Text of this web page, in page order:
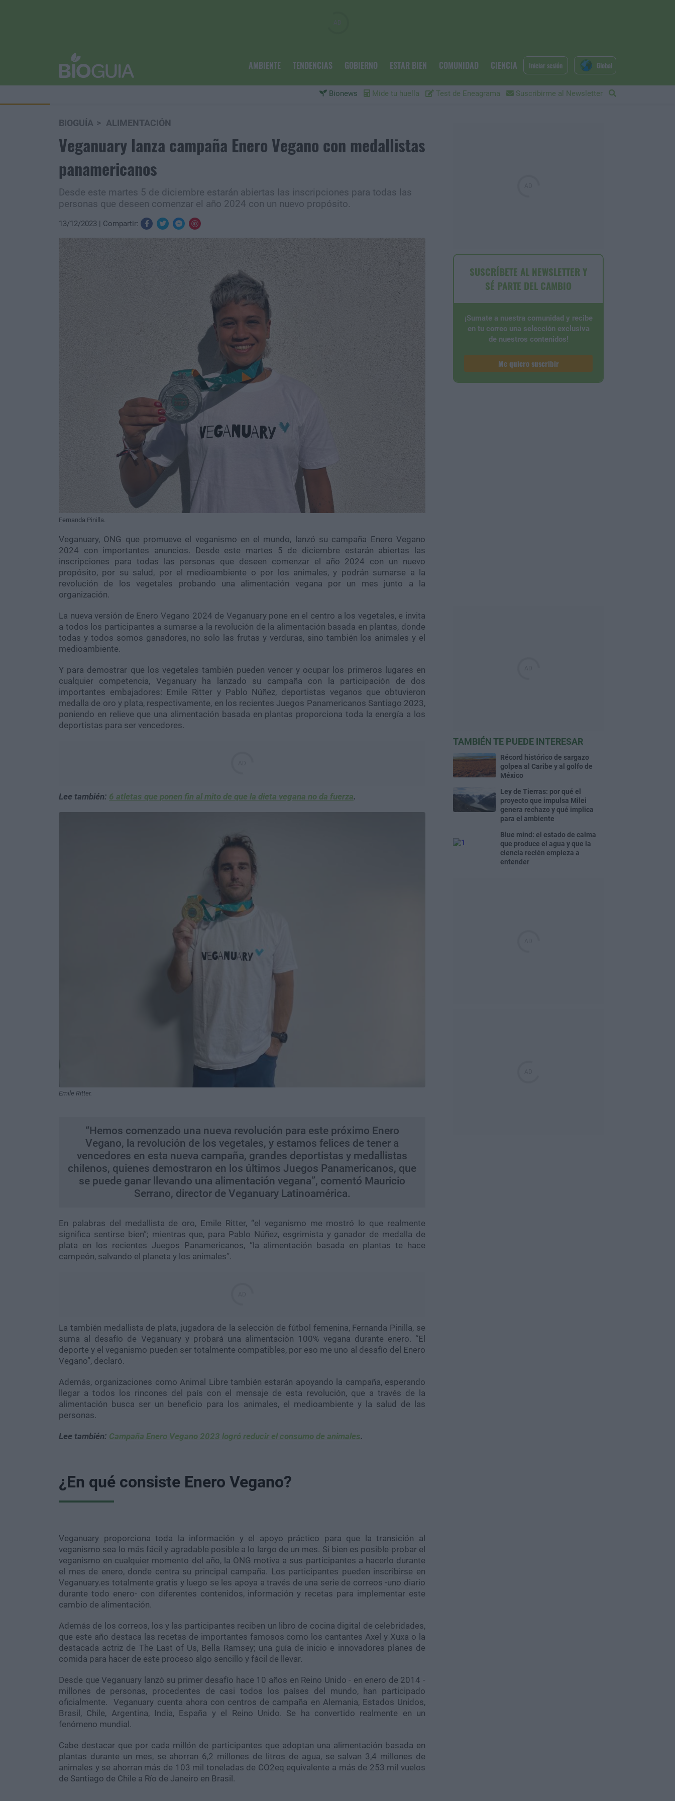
AMBIENTE TENDENCIAS GOBIERNO ESTAR BIEN COMUNIDAD CIENCIA
Bionews Mide tu huella Test de Eneagrama Suscribirme al Newsletter
Iniciar sesión Global
BIOGUÍA ALIMENTACIÓN
Veganuary lanza campaña Enero Vegano con medallistas
panamericanos
Desde este martes 5 de diciembre estarán abiertas las inscripciones para todas las
personas que deseen comenzar el año 2024 con un nuevo propósito.
13/12/2023 Compartir:
Fernanda Pinilla.
Veganuary, ONG que promueve el veganismo en el mundo, lanzó su campaña Enero Vegano
2024 con importantes anuncios. Desde este martes 5 de diciembre estarán abiertas las
inscripciones para todas las personas que deseen comenzar el año 2024 con un nuevo
propósito, por su salud, por el medioambiente o por los animales, y podrán sumarse a la
revolución de los vegetales probando una alimentación vegana por un mes junto a la
organización.
La nueva versión de Enero Vegano 2024 de Veganuary pone en el centro a los vegetales, e invita
a todos los participantes a sumarse a la revolución de la alimentación basada en plantas, donde
todas y todos somos ganadores, no solo las frutas y verduras, sino también los animales y el
medioambiente.
Y para demostrar que los vegetales también pueden vencer y ocupar los primeros lugares en
cualquier competencia, Veganuary ha lanzado su campaña con la participación de dos
importantes embajadores: Emile Ritter y Pablo Núñez, deportistas veganos que obtuvieron
medalla de oro y plata, respectivamente, en los recientes Juegos Panamericanos Santiago 2023,
poniendo en relieve que una alimentación basada en plantas proporciona toda la energía a los
deportistas para ser vencedores.
Lee también: 6 atletas que ponen fin al mito de que la dieta vegana no da fuerza.
Emile Ritter.
“Hemos comenzado una nueva revolución para este próximo Enero
Vegano, la revolución de los vegetales, y estamos felices de tener a
vencedores en esta nueva campaña, grandes deportistas y medallistas
chilenos, quienes demostraron en los últimos Juegos Panamericanos, que
se puede ganar llevando una alimentación vegana”, comentó Mauricio
Serrano, director de Veganuary Latinoamérica.
En palabras del medallista de oro, Emile Ritter, “el veganismo me mostró lo que realmente
significa sentirse bien”; mientras que, para Pablo Núñez, esgrimista y ganador de medalla de
plata en los recientes Juegos Panamericanos, “la alimentación basada en plantas te hace
campeón, salvando el planeta y los animales”.
La también medallista de plata, jugadora de la selección de fútbol femenina, Fernanda Pinilla, se
suma al desafío de Veganuary y probará una alimentación 100% vegana durante enero. “El
deporte y el veganismo pueden ser totalmente compatibles, por eso me uno al desafío del Enero
Vegano”, declaró.
Además, organizaciones como Animal Libre también estarán apoyando la campaña, esperando
llegar a todos los rincones del país con el mensaje de esta revolución, que a través de la
alimentación busca ser un beneficio para los animales, el medioambiente y la salud de las
personas.
Lee también: Campaña Enero Vegano 2023 logró reducir el consumo de animales.
¿En qué consiste Enero Vegano?
Veganuary proporciona toda la información y el apoyo práctico para que la transición al
veganismo sea lo más fácil y agradable posible a lo largo de un mes. Si bien es posible probar el
veganismo en cualquier momento del año, la ONG motiva a sus participantes a hacerlo durante
el mes de enero, donde centra su principal campaña. Los participantes pueden inscribirse en
Veganuary.es totalmente gratis y luego se les apoya a través de una serie de correos -uno diario
durante todo enero- con diferentes contenidos, información y recetas para implementar este
cambio de alimentación.
Además de los correos, los y las participantes reciben un libro de cocina digital de celebridades,
que este año destaca las recetas de importantes famosos como los cantantes Axel y Xuxa o la
destacada actriz de The Last of Us, Bella Ramsey; una guía de inicio e innovadores planes de
comida para hacer de este proceso algo sencillo y fácil de llevar.
Desde queVeganuary lanzó su primer desafío hace 10 años en Reino Unido - en enero de 2014 -
millones de personas, procedentes de casi todos los países del mundo, han participado
oficialmente.Veganuary cuenta ahora con centros de campaña en Alemania, Estados Unidos,
Brasil, Chile, Argentina, India, España y el Reino Unido. Se ha convertido realmente en un
fenómeno mundial.
Cabe destacar que por cada millón de participantes que adoptan una alimentación basada en
plantas durante un mes, se ahorran 6,2 millones de litros de agua, se salvan 3,4 millones de
animales y se ahorran más de 103 mil toneladas de CO2eq equivalente a más de 253 mil vuelos
de Santiago de Chile a Río de Janeiro en Brasil.
SUSCRÍBETE AL NEWSLETTER Y
SÉ PARTE DEL CAMBIO
¡Sumate a nuestra comunidad y recibe
en tu correo una selección exclusiva
de nuestros contenidos!
Me quiero suscribir
TAMBIÉN TE PUEDE INTERESAR
Récord histórico de sargazo
golpea al Caribe y al golfo de
México
Ley de Tierras: por qué el
proyecto que impulsa Milei
genera rechazo y qué implica
para el ambiente
Blue mind: el estado de calma
que produce el agua y que la
ciencia recién empieza a
entender